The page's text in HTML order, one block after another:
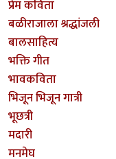
प्रेम कविता
बळीराजाला श्रद्धांजली
बालसाहित्य
भक्ति गीत
भावकविता
भिजून भिजून गात्री
भूछत्री
मदारी
मनमेघ